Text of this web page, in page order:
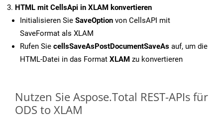
HTML mit CellsApi in XLAM konvertieren
Initialisieren Sie SaveOption von CellsAPI mit
SaveFormat als XLAM
Rufen Sie cellsSaveAsPostDocumentSaveAs auf, um die
HTML-Datei in das Format XLAM zu konvertieren
Nutzen Sie Aspose.Total REST-APIs für
ODS to XLAM